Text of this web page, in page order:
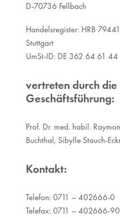
Prävention
Sportklinik
Patienteninformationen
Kooperationspartner
News
Karriere
D-70736 Fellbach
Handelsregister: HRB
Stuttgart
UmSt-ID: DE 362 64 61 44
vertreten durch die
Geschäftsführung:
Prof. Dr. med. habil.
Buchthal, Sibylle Stauch-
Kontakt:
Telefon: 0711 – 402666-0
Telefax: 0711 – 402666-90